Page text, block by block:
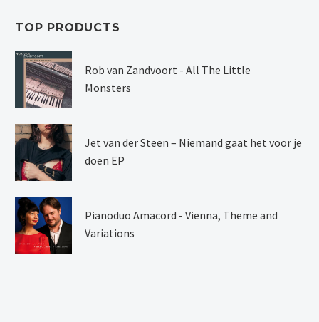
TOP PRODUCTS
Rob van Zandvoort - All The Little
Monsters
Jet van der Steen – Niemand gaat het voor je
doen EP
Pianoduo Amacord - Vienna, Theme and
Variations